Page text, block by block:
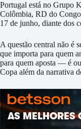
Portugal está no Grupo
Colômbia, RD do
17 de junho, diante dos
A questão central não é
que importa para quem
para quem aposta — é
Copa além da narrativa